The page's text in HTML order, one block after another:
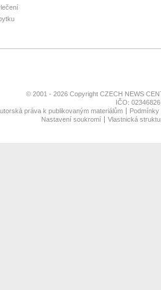
© 2001 - 2026 Copyright CZECH NEWS
IČO:
práva k publikovaným materiálům
Nastavení soukromí
Vlastnická